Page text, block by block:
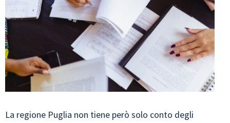
La regione Puglia non tiene però solo conto degli